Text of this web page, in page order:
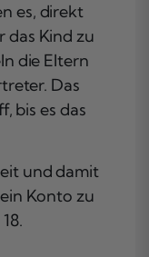
es, direkt
das Kind zu
die Eltern
Das
bis es das
und damit
Konto zu